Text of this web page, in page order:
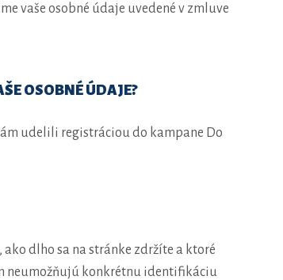
vaše osobné údaje uvedené v zmluve
OSOBNÉ ÚDAJE?
udelili registráciou do kampane Do
ako dlho sa na stránke zdržíte a ktoré
neumožňujú konkrétnu identifikáciu